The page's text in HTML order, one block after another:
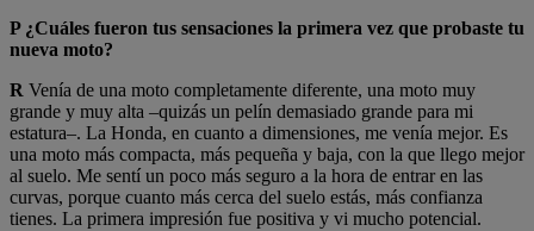
P ¿Cuáles fueron tus sensaciones la primera vez que probaste tu
nueva moto?
R Venía de una moto completamente diferente, una moto muy
grande y muy alta –quizás un pelín demasiado grande para mi
estatura–. La Honda, en cuanto a dimensiones, me venía mejor. Es
una moto más compacta, más pequeña y baja, con la que llego mejor
al suelo. Me sentí un poco más seguro a la hora de entrar en las
curvas, porque cuanto más cerca del suelo estás, más confianza
tienes. La primera impresión fue positiva y vi mucho potencial.